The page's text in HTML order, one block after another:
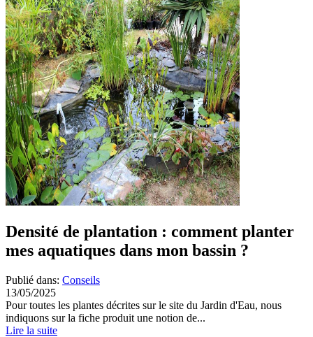
Densité de plantation : comment planter
mes aquatiques dans mon bassin ?
Publié dans: Conseils
13/05/2025
Pour toutes les plantes décrites sur le site du Jardin d'Eau, nous
indiquons sur la fiche produit une notion de...
Lire la suite